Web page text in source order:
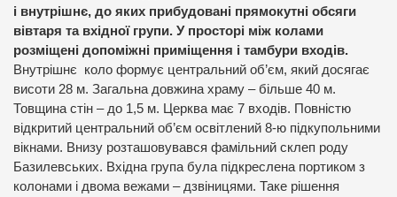
і внутрішнє, до яких прибудовані прямокутні обсяги
вівтаря та вхідної групи. У просторі між колами
розміщені допоміжні приміщення і тамбури входів.
Внутрішнє коло формує центральний об’єм, який досягає
висоти 28 м. Загальна довжина храму – більше 40 м.
Товщина стін – до 1,5 м. Церква має 7 входів. Повністю
відкритий центральний об’єм освітлений 8-ю підкупольними
вікнами. Внизу розташовувався фамільний склеп роду
Базилевських. Вхідна група була підкреслена портиком з
колонами і двома вежами – дзвіницями. Таке рішення